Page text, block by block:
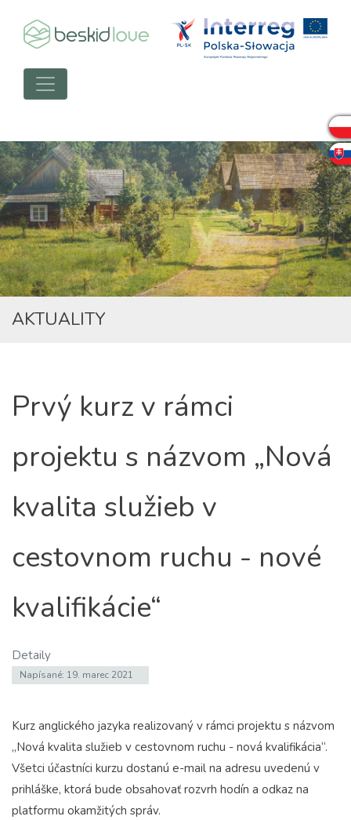
AKTUALITY
Prvý kurz v rámci
projektu s názvom „Nová
kvalita služieb v
cestovnom ruchu - nové
kvalifikácie“
Detaily
Napísané: 19. marec 2021
Kurz anglického jazyka realizovaný v rámci projektu s názvom
„Nová kvalita služieb v cestovnom ruchu - nová kvalifikácia“.
Všetci účastníci kurzu dostanú e-mail na adresu uvedenú v
prihláške, ktorá bude obsahovať rozvrh hodín a odkaz na
platformu okamžitých správ.